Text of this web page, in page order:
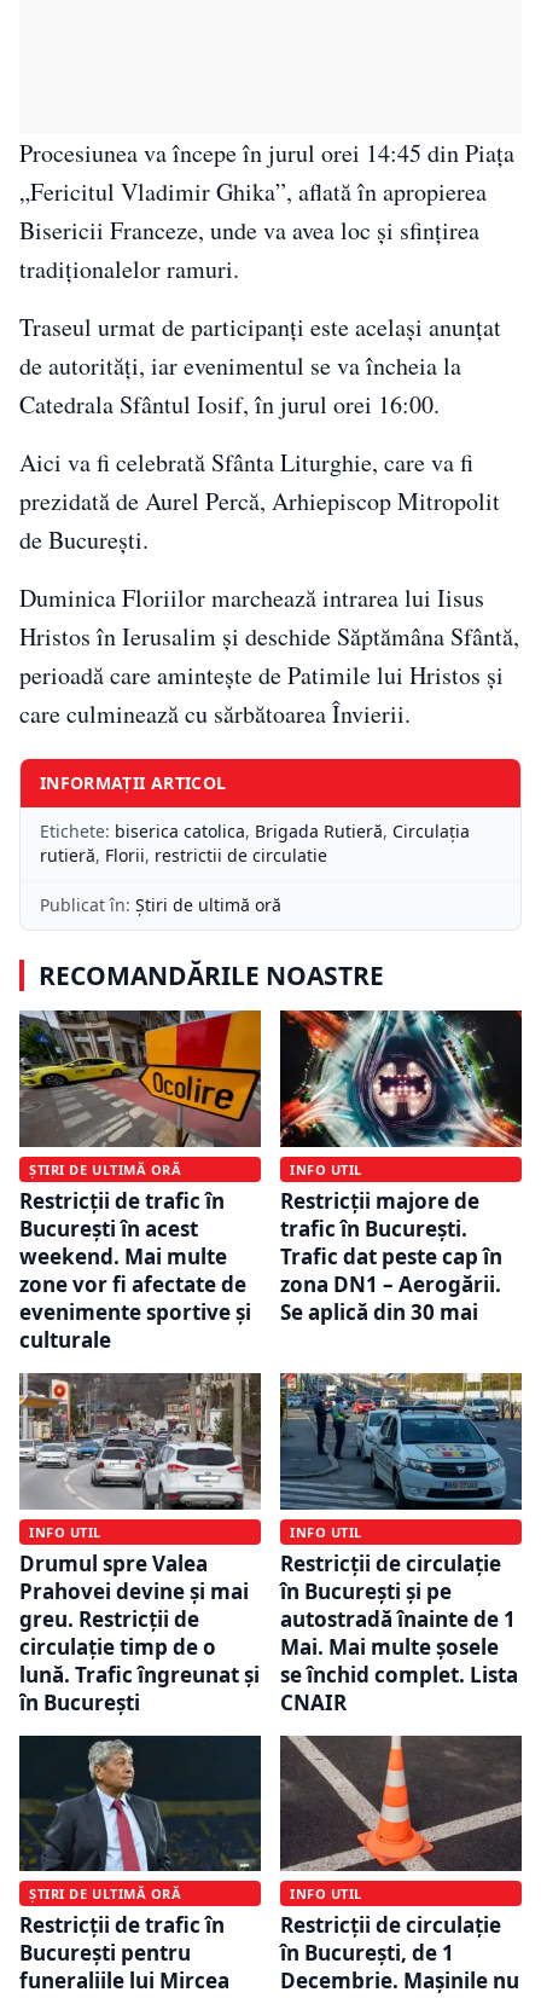
Procesiunea va începe în jurul orei 14:45 din Piața
„Fericitul Vladimir Ghika”, aflată în apropierea
Bisericii Franceze, unde va avea loc și sfințirea
tradiționalelor ramuri.
Traseul urmat de participanți este același anunțat
de autorități, iar evenimentul se va încheia la
Catedrala Sfântul Iosif, în jurul orei 16:00.
Aici va fi celebrată Sfânta Liturghie, care va fi
prezidată deAurel Percă, Arhiepiscop Mitropolit
de București.
Duminica Floriilor marchează intrarea lui Iisus
Hristos în Ierusalim și deschide Săptămâna Sfântă,
perioadă care amintește de Patimile lui Hristos și
care culminează cu sărbătoarea Învierii.
INFORMAȚII ARTICOL
Etichete: biserica catolica, Brigada Rutieră, Circulaţia
rutieră, Florii, restrictii de circulatie
Publicat în: Știri de ultimă oră
RECOMANDĂRILE NOASTRE
ȘTIRI DE ULTIMĂ ORĂ
Restricții de trafic în
București în acest
weekend. Mai multe
zone vor fi afectate de
evenimente sportive și
culturale
INFO UTIL
Restricții majore de
trafic în București.
Trafic dat peste cap în
zona DN1 – Aerogării.
Se aplică din 30 mai
INFO UTIL
Drumul spre Valea
Prahovei devine și mai
greu. Restricții de
circulație timp de o
lună. Trafic îngreunat și
în București
INFO UTIL
Restricții de circulație
în București și pe
autostradă înainte de 1
Mai. Mai multe șosele
se închid complet. Lista
CNAIR
ȘTIRI DE ULTIMĂ ORĂ
Restricții de trafic în
București pentru
funeraliile lui Mircea
INFO UTIL
Restricții de circulație
în București, de 1
Decembrie. Mașinile nu